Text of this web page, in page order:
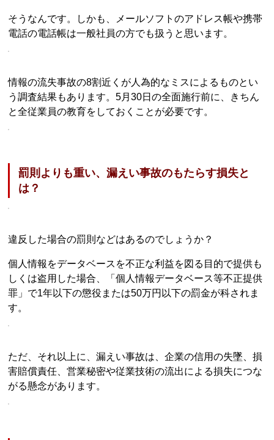
そうなんです。しかも、メールソフトのアドレス帳や携帯
電話の電話帳は一般社員の方でも扱うと思います。
情報の流失事故の8割近くが人為的なミスによるものとい
う調査結果もあります。5月30日の全面施行前に、きちん
と全従業員の教育をしておくことが必要です。
罰則よりも重い、漏えい事故のもたらす損失と
は？
違反した場合の罰則などはあるのでしょうか？
個人情報をデータベースを不正な利益を図る目的で提供も
しくは盗用した場合、「個人情報データベース等不正提供
罪」で1年以下の懲役または50万円以下の罰金が科されま
す。
ただ、それ以上に、漏えい事故は、企業の信用の失墜、損
害賠償責任、営業秘密や従業技術の流出による損失につな
がる懸念があります。